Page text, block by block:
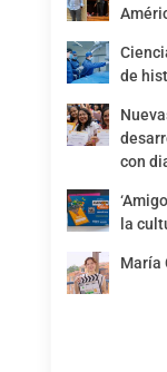
de
con
la
María